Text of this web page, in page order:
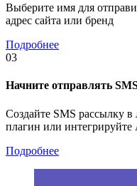
Выберите имя для
адрес сайта или бренд
Подробнее
03
Начните отправлять
Создайте SMS рассылку
плагин или интегрируйте
Подробнее